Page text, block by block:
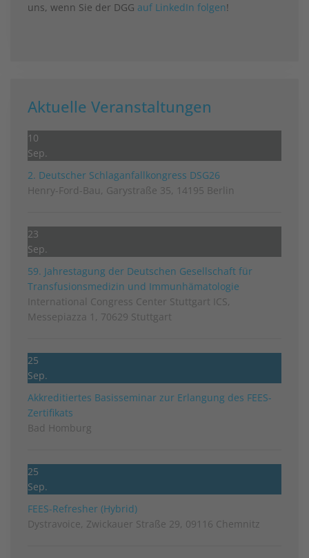
uns, wenn Sie der DGG auf LinkedIn folgen!
Aktuelle Veranstaltungen
10
Sep.
2. Deutscher Schlag­anfall­kongress DSG26
Henry-Ford-Bau, Garystraße 35, 14195 Berlin
23
Sep.
59. Jahrestagung der Deutschen Gesellschaft für
Transfusionsmedizin und Immunhämatologie
International Congress Center Stuttgart ICS,
Messepiazza 1, 70629 Stuttgart
25
Sep.
Akkreditiertes Basisseminar zur Erlangung des FEES-
Zertifikats
Bad Homburg
25
Sep.
FEES-Refresher (Hybrid)
Dystravoice, Zwickauer Straße 29, 09116 Chemnitz